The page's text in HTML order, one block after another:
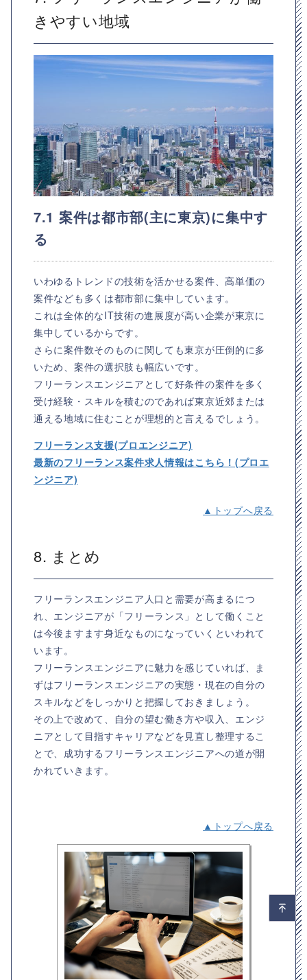
きやすい地域
7.1 案件は都市部(主に東京)に集中す
る
いわゆるトレンドの技術を活かせる案件、高単価の
案件なども多くは都市部に集中しています。
これは全体的なIT技術の進展度が高い企業が東京に
集中しているからです。
さらに案件数そのものに関しても東京が圧倒的に多
いため、案件の選択肢も幅広いです。
フリーランスエンジニアとして好条件の案件を多く
受け経験・スキルを積むのであれば東京近郊または
通える地域に住むことが理想的と言えるでしょう。
フリーランス支援(プロエンジニア)
最新のフリーランス案件求人情報はこちら！(プロエ
ンジニア)
▲トップへ戻る
8. まとめ
フリーランスエンジニア人口と需要が高まるにつ
れ、エンジニアが「フリーランス」として働くこと
は今後ますます身近なものになっていくといわれて
います。
フリーランスエンジニアに魅力を感じていれば、ま
ずはフリーランスエンジニアの実態・現在の自分の
スキルなどをしっかりと把握しておきましょう。
その上で改めて、自分の望む働き方や収入、エンジ
ニアとして目指すキャリアなどを見直し整理するこ
とで、成功するフリーランスエンジニアへの道が開
かれていきます。
▲トップへ戻る